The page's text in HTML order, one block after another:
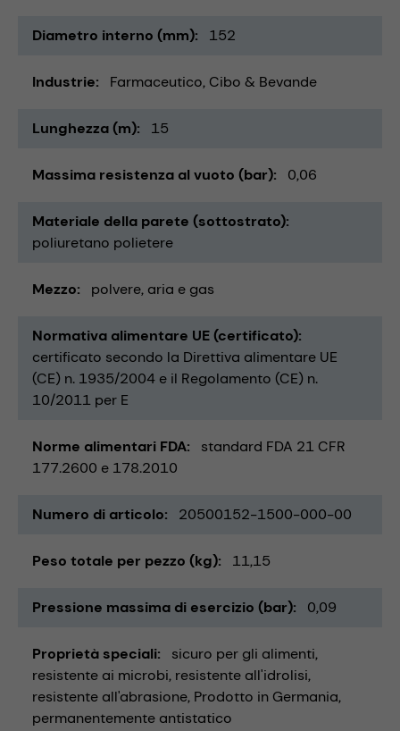
Diametro interno (mm) 152
Industrie Farmaceutico Cibo & Bevande
Lunghezza (m) 15
Massima resistenza al vuoto (bar) 0,06
Materiale della parete (sottostrato)
poliuretano polietere
Mezzo polvere aria e gas
Normativa alimentare UE (certificato)
certificato secondo la Direttiva alimentare UE
(CE) n. 1935/2004 e il Regolamento (CE) n.
10/2011 per E
Norme alimentari FDA
standard FDA 21 CFR
177.2600 e 178.2010
Numero di articolo 20500152-1500-000-00
Peso totale per pezzo (kg) 11,15
Pressione massima di esercizio (bar) 0,09
Proprietà speciali
sicuro per gli alimenti
resistente ai microbi resistente all'idrolisi
resistente all'abrasione Prodotto in Germania
permanentemente antistatico